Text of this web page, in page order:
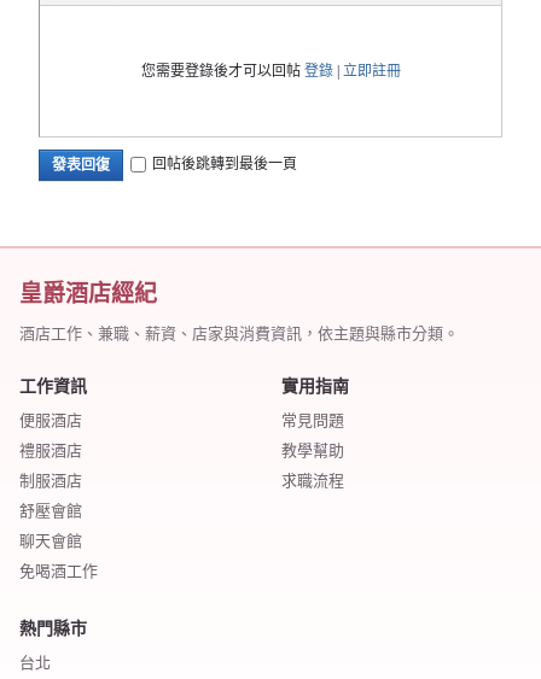
您需要登錄後才可以回帖 登錄| 立即註冊
發表回復 回帖後跳轉到最後一頁
皇爵酒店經紀
酒店工作、兼職、薪資、店家與消費資訊，依主題與縣市分類。
工作資訊
便服酒店
禮服酒店
制服酒店
舒壓會館
聊天會館
免喝酒工作
實用指南
常見問題
教學幫助
求職流程
熱門縣市
台北